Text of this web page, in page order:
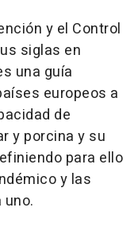
y el Control
siglas en
una guía
europeos a
de
y porcina y su
para ello
y las